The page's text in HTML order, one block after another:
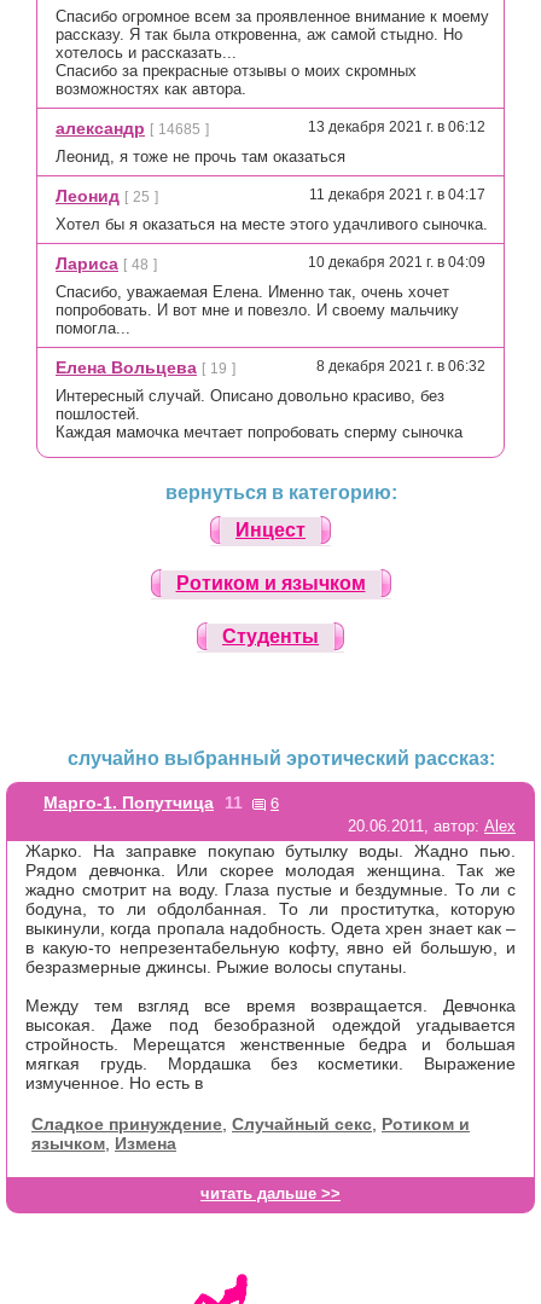
Спасибо огромное всем за проявленное внимание к моему
рассказу. Я так была откровенна, аж самой стыдно. Но
хотелось и рассказать...
Спасибо за прекрасные отзывы о моих скромных
возможностях как автора.
александр [ 14685 ] 13 декабря 2021 г. в 06:12
Леонид, я тоже не прочь там оказаться
Леонид [ 25 ] 11 декабря 2021 г. в 04:17
Хотел бы я оказаться на месте этого удачливого сыночка.
Лариса [ 48 ] 10 декабря 2021 г. в 04:09
Спасибо, уважаемая Елена. Именно так, очень хочет
попробовать. И вот мне и повезло. И своему мальчику
помогла...
Елена Вольцева [ 19 ] 8 декабря 2021 г. в 06:32
Интересный случай. Описано довольно красиво, без
пошлостей.
Каждая мамочка мечтает попробовать сперму сыночка
вернуться в категорию:
Инцест
Ротиком и язычком
Студенты
случайно выбранный эротический рассказ:
Марго-1. Попутчица 11 6
20.06.2011, автор: Alex
Жарко. На заправке покупаю бутылку воды. Жадно пью.
Рядом девчонка. Или скорее молодая женщина. Так же
жадно смотрит на воду. Глаза пустые и бездумные. То ли с
бодуна, то ли обдолбанная. То ли проститутка, которую
выкинули, когда пропала надобность. Одета хрен знает как –
в какую-то непрезентабельную кофту, явно ей большую, и
безразмерные джинсы. Рыжие волосы спутаны.
Между тем взгляд все время возвращается. Девчонка
высокая. Даже под безобразной одеждой угадывается
стройность. Мерещатся женственные бедра и большая
мягкая грудь. Мордашка без косметики. Выражение
измученное. Но есть в
Сладкое принуждение, Случайный секс, Ротиком и
язычком, Измена
читать дальше >>